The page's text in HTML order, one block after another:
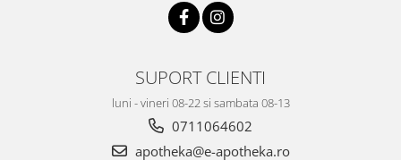
SUPORT CLIENTI
luni - vineri 08-22 si sambata 08-13
0711064602
apotheka@e-apotheka.ro